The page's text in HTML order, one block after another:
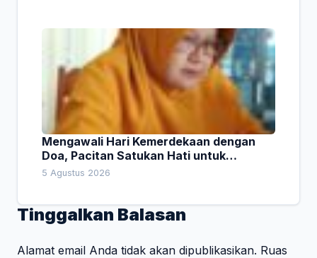
Mengawali Hari Kemerdekaan dengan
Doa, Pacitan Satukan Hati untuk
Indonesia
5 Agustus 2026
Tinggalkan Balasan
Alamat email Anda tidak akan dipublikasikan. Ruas